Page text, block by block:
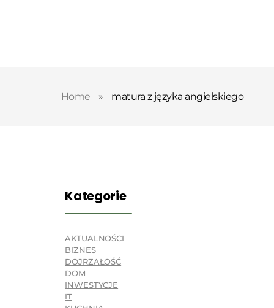
Home » matura z języka angielskiego
Kategorie
AKTUALNOŚCI
BIZNES
DOJRZAŁOŚĆ
DOM
INWESTYCJE
IT